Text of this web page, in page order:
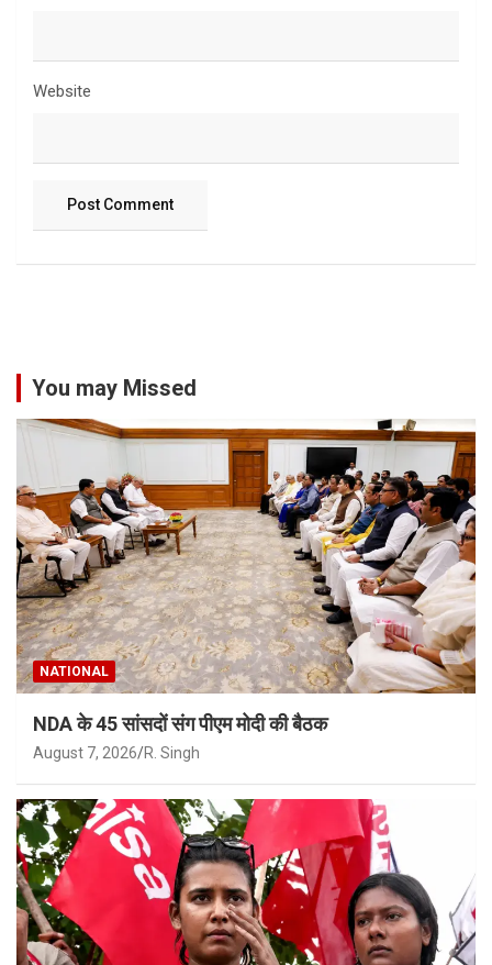
Website
You may Missed
NATIONAL
NDA के 45 सांसदों संग पीएम मोदी की बैठक
August 7, 2026 R. Singh